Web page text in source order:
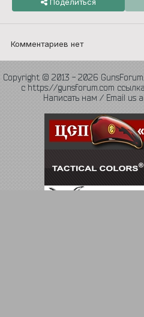
Комментариев нет
Copyright © 2013 - 2026
с https://gunsforum.com
Написать нам / Email us